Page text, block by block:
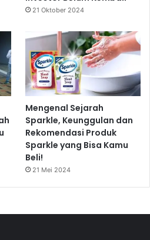
21 Oktober 2024
Mengenal Sejarah
Sparkle, Keunggulan dan
Rekomendasi Produk
Sparkle yang Bisa Kamu
Beli!
21 Mei 2024